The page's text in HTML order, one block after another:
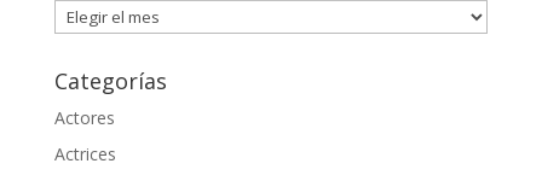
Artículos
Categorías
Actores
Actrices